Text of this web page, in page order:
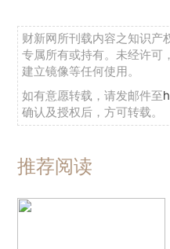
财新网所刊载内容之知识产
专属所有或持有。未经许可
建立镜像等任何使用。
如有意愿转载，请发邮件至
确认及授权后，方可转载。
推荐阅读